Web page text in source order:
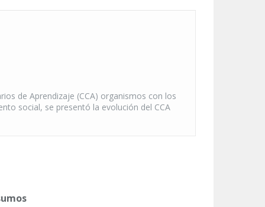
de Aprendizaje (CCA) organismos con los
social, se presentó la evolución del CCA